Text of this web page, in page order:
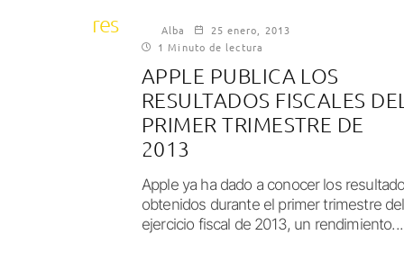
resultados fiscales
Alba
25 enero, 2013
1 Minuto de lectura
APPLE PUBLICA LOS
RESULTADOS FISCALES DEL
PRIMER TRIMESTRE DE
2013
Apple ya ha dado a conocer los
obtenidos durante el primer trimestre del
ejercicio fiscal de 2013, un rendimiento...